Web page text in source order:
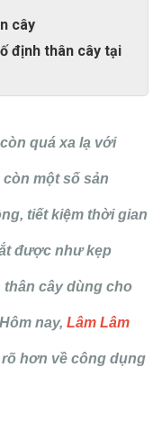
cây
định thân cây tại
quá xa lạ với
một số sản
tiết kiệm thời gian
được như kẹp
cây dùng cho
nay, Lâm Lâm
hơn về công dụng